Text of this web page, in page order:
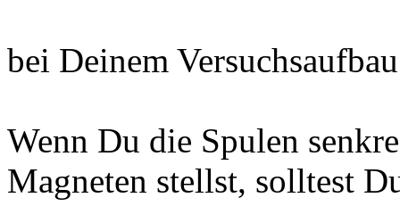
bei Deinem
Wenn Du die Spulen
Magneten stellst, solltest